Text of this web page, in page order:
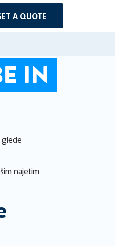
A QUOTE
IN
glede
najetim